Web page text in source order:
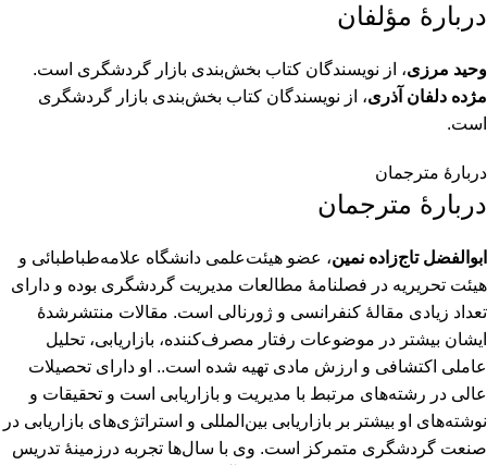
دربارهٔ مؤلفان
وحید مرزی، از نویسندگان کتاب بخش‌بندی بازار گردشگری است.
مژده دلفان آذری، از نویسندگان کتاب بخش‌بندی بازار گردشگری
است.
دربارهٔ مترجمان
دربارهٔ مترجمان
ابوالفضل تاج‌زاده نمین، عضو هیئت‌علمی دانشگاه علامه‌طباطبائی و
هیئت تحریریه در فصلنامۀ مطالعات مدیریت گردشگری بوده و دارای
تعداد زیادی مقالۀ کنفرانسی و ژورنالی است. مقالات منتشر‌شدۀ
ایشان بیشتر در موضوعات رفتار مصرف‌کننده، بازاریابی، تحلیل
عاملی اکتشافی و ارزش مادی تهیه شده است.. او دارای تحصیلات
عالی در رشته‌های مرتبط با مدیریت و بازاریابی است و تحقیقات و
نوشته‌های او بیشتر بر بازاریابی بین‌المللی و استراتژی‌های بازاریابی در
صنعت گردشگری متمرکز است. وی با سال‌ها تجربه درزمینۀ تدریس